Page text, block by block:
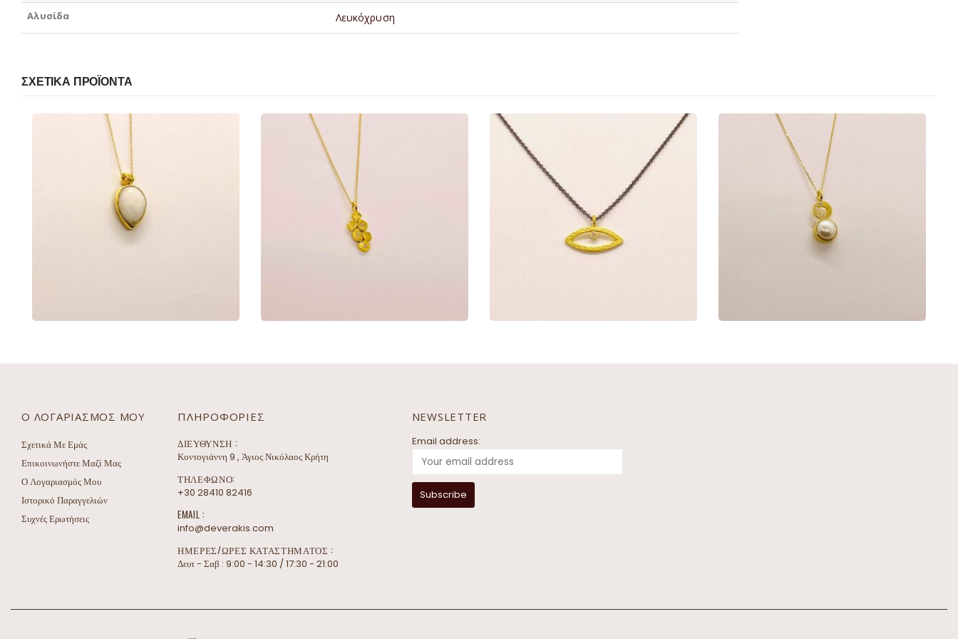
Αλυσίδα Λευκόχρυση
ΣΧΕΤΙΚΆ ΠΡΟΪΌΝΤΑ
Ο ΛΟΓΑΡΙΑΣΜΌΣ ΜΟΥ
Σχετικά Με Εμάς
Επικοινωνήστε Μαζί Μας
Ο Λογαριασμός Μου
Ιστορικό Παραγγελιών
Συχνές Ερωτήσεις
ΠΛΗΡΟΦΟΡΊΕΣ
ΔΙΕΎΘΥΝΣΗ :
Κοντογιάννη 9 , Άγιος Νικόλαος Κρήτη
ΤΗΛΕΦΩΝΟ:
+30 28410 82416
EMAIL :
info@deverakis.com
ΗΜΕΡΕΣ/ΩΡΕΣ ΚΑΤΑΣΤΗΜΑΤΟΣ :
Δευτ - Σαβ : 9:00 - 14:30 / 17:30 - 21:00
NEWSLETTER
Email address: